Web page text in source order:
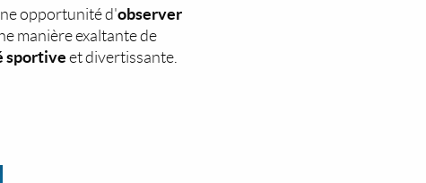
opportunité d'observer
manière exaltante de
sportive et divertissante.